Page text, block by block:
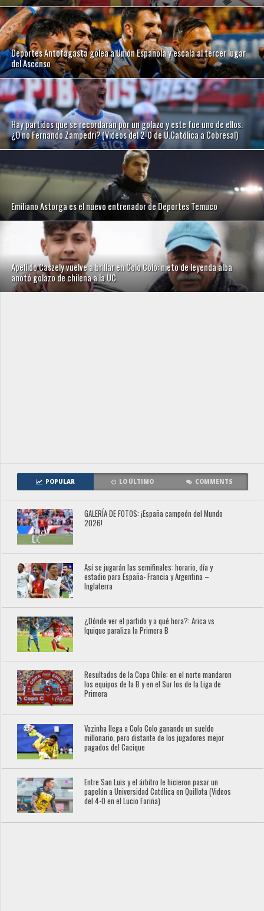
Deportes Antofagasta golea a Unión Española y escala al tercer lugar
del Ascenso
Hay partidos que se recordarán por un golazo y este fue uno de ellos.
¿O no Fernando Zampedri? (Videos del 2-0 de U.Católica a Cobresal)
Emiliano Astorga es el nuevo entrenador de Deportes Temuco
Apellido Caszely vuelve a brillar en Colo Colo: nieto de leyenda alba
anotó golazo de chilena a la UC
POPULAR LO ÚLTIMO COMMENTS
GALERÍA DE FOTOS: ¡España campeón del Mundo
2026!
Así se jugarán las semifinales: horario, día y
estadio para España- Francia y Argentina –
Inglaterra
¿Dónde ver el partido y a qué hora?: Arica vs
Iquique paraliza la Primera B
Resultados de la Copa Chile: en el norte mandaron
los equipos de la B y en el Sur los de la Liga de
Primera
Vozinha llega a Colo Colo ganando un sueldo
millonario, pero distante de los jugadores mejor
pagados del Cacique
Entre San Luis y el árbitro le hicieron pasar un
papelón a Universidad Católica en Quillota (Videos
del 4-0 en el Lucio Fariña)